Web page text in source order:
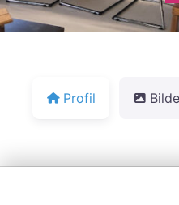
Profil